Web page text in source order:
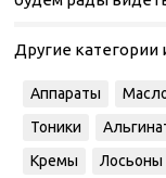
Другие категории
Аппараты
Тоники
Кремы
Лосьоны